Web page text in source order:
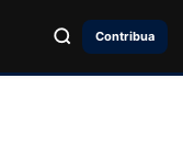
Contribua